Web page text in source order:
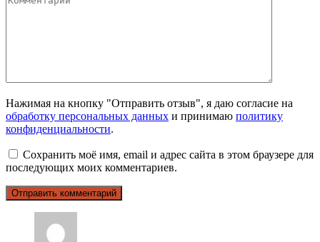
Нажимая на кнопку "Отправить отзыв", я даю согласие на
обработку персональных данных и принимаю политику
конфиденциальности.
Сохранить моё имя, email и адрес сайта в этом браузере для
последующих моих комментариев.